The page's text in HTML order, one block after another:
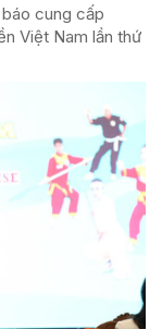
cung cấp
Việt Nam lần thứ